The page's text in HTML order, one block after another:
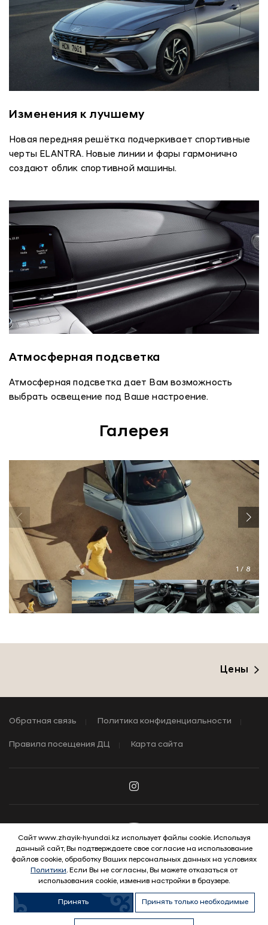
Изменения к лучшему
Новая передняя решётка подчеркивает спортивные
черты ELANTRA. Новые линии и фары гармонично
создают облик спортивной машины.
Атмосферная подсветка
Атмосферная подсветка дает Вам возможность
выбрать освещение под Ваше настроение.
Галерея
1 / 8
Цены
Обратная связь Политика конфиденциальности
Правила посещения ДЦ Карта сайта
© 2026 Hyundai Motor Company
Сайт www.zhayik-hyundai.kz использует файлы cookie. Используя
данный сайт, Вы подтверждаете свое согласие на использование
файлов cookie, обработку Ваших персональных данных на условиях
Политики. Если Вы не согласны, Вы можете отказаться от
использования cookie, изменив настройки в браузере.
Принять Принять только необходимые